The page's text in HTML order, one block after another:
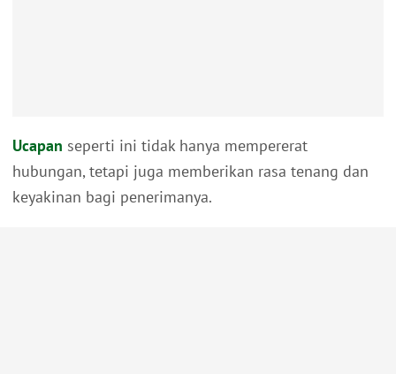
Ucapan seperti ini tidak hanya mempererat
hubungan, tetapi juga memberikan rasa tenang dan
keyakinan bagi penerimanya.